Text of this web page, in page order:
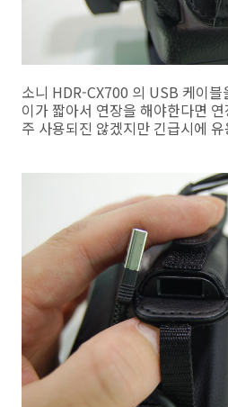
소니 HDR-CX700 의 USB 케이블
이가 짧아서 연장을 해야한다면
주 사용되진 않겠지만 긴급시에